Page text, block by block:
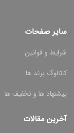
سایر صفحات
شرایط و قوانین
کاتالوگ برند ها
پیشنهاد ها و تخفیف ها
آخرین مقالات